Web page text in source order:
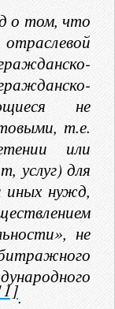
о том, что
не
т.е.
или
услуг) для
иных нужд,
не
.